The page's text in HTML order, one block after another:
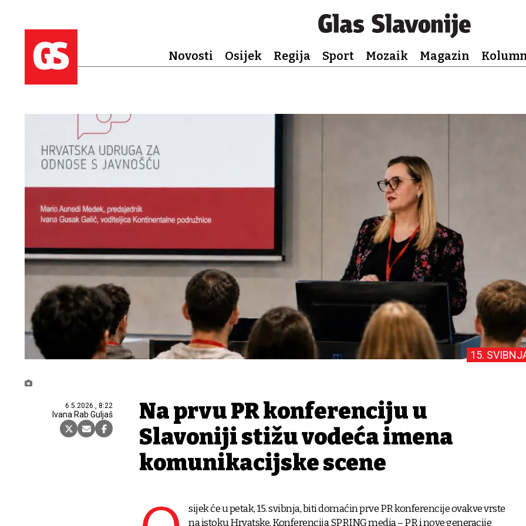
Novosti Osijek Regija Sport Mozaik Magazin
6.5.2026., 8:22
Ivana Rab Guljaš
15.
Na prvu PR konferenciju u
Slavoniji stižu vodeća imena
komunikacijske scene
sijek će u petak, 15. svibnja, biti domaćin prve PR konferencije ovakve vrste
na istoku Hrvatske. Konferencija SPRING media – PR i nove generacije